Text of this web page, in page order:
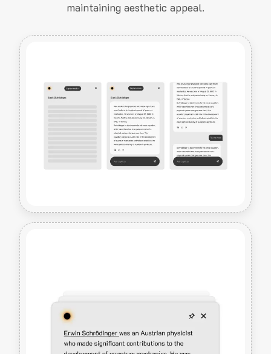
maintaining aesthetic appeal.